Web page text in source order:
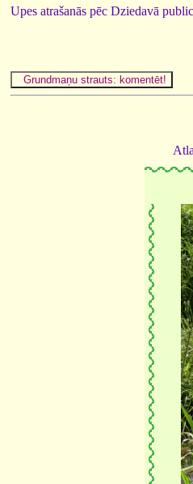
Upes atrašanās pēc Dziedavā